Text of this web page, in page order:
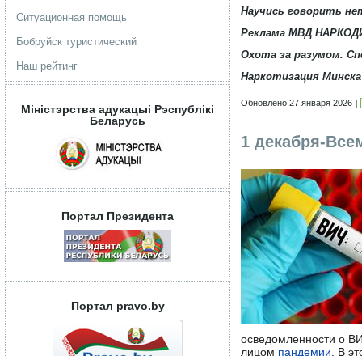
Ситуационная помощь
Бобруйск туристический
Наш рейтинг
Мiнiстэрства адукацыi Рэспублiкi
Беларусь
Портал Президента
Портал pravo.by
Научись говорить
Реклама МВД
Охота за разумом.
Наркотизация
Обновлено 27 января 2026
1 декабря-
осведомленности о
лицом пандемии . В